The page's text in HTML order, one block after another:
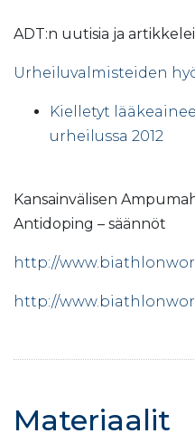
ADT:n uutisia ja
Urheiluvalmisteiden
Kielletyt
urheilussa 2012
Kansainvälisen
Antidoping – säännöt
http://
http://
Materiaalit